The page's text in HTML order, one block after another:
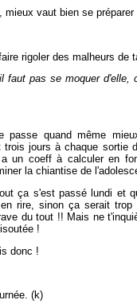
mieux vaut bien se préparer
rigoler des malheurs de
faut pas se moquer d'elle,
quand même
trois jours à chaque sortie
un coeff à calculer en
la chiantise de
ça s'est passé lundi et
rire, sinon ça serait trop
du tout !! Mais ne
!
donc !
(k)